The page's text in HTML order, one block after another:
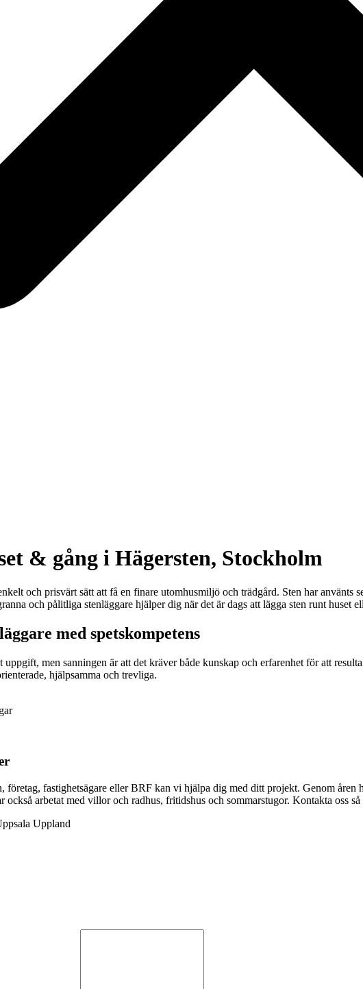
& gång i Hägersten, Stockholm
och prisvärt sätt att få en finare utomhusmiljö och trädgård. Sten har
och pålitliga stenläggare hjälper dig när det är dags att lägga sten runt huset
med spetskompetens
uppgift, men sanningen är att det kräver både kunskap och erfarenhet för att
hjälpsamma och trevliga.
företag, fastighetsägare eller BRF kan vi hjälpa dig med ditt projekt. Genom
också arbetat med villor och radhus, fritidshus och sommarstugor. Kontakta oss